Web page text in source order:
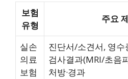
보험
유형
주요
실손
의료
보험
진단서/소견서, 영
검사결과(MRI/초음
처방·경과